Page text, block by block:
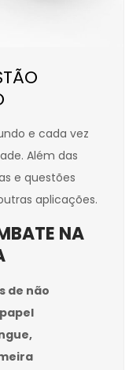
e cada vez
Além das
e questões
aplicações.
NA
de não